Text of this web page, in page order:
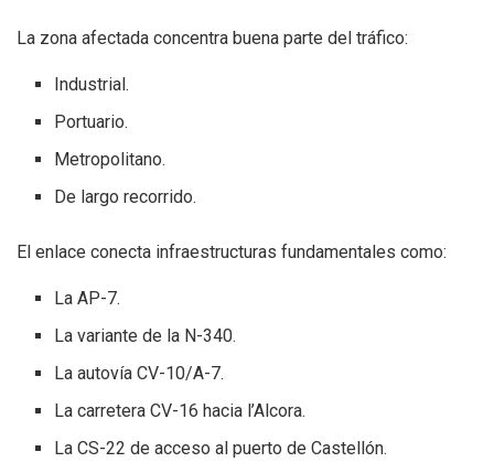
La zona afectada concentra buena parte del tráfico:
Industrial.
Portuario.
Metropolitano.
De largo recorrido.
El enlace conecta infraestructuras fundamentales como:
La AP-7.
La variante de la N-340.
La autovía CV-10/A-7.
La carretera CV-16 hacia l’Alcora.
La CS-22 de acceso al puerto de Castellón.